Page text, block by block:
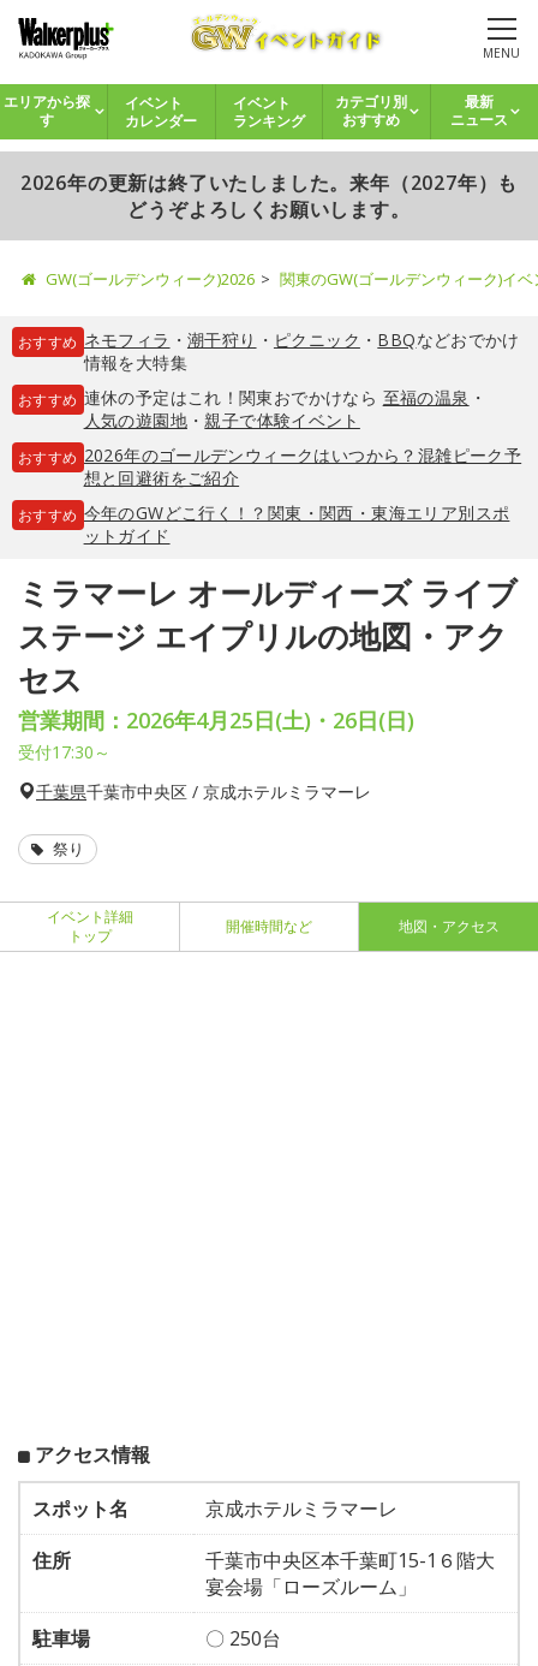
MENU
エリアから探
す
イベント
カレンダー
イベント
ランキング
カテゴリ別
おすすめ
最新
ニュース
2026年の更新は終了いたしました。来年（2027年）も
どうぞよろしくお願いします。
GW(ゴールデンウィーク)2026 関東のGW(ゴールデンウィーク)イ
おすすめ ネモフィラ ・ 潮干狩り ・ ピクニック ・ BBQなどおでかけ
情報を大特集
おすすめ 連休の予定はこれ！関東おでかけなら 至福の温泉 ・
人気の遊園地・親子で体験イベント
おすすめ 2026年のゴールデンウィークはいつから？混雑ピーク予
想と回避術をご紹介
おすすめ 今年のGWどこ行く！？関東・関西・東海エリア別スポ
ットガイド
ミラマーレ オールディーズ ライブ
ステージ エイプリルの地図・アク
セス
営業期間：2026年4月25日(土)・26日(日)
受付17:30～
千葉県千葉市中央区 / 京成ホテルミラマーレ
祭り
イベント詳細
トップ
開催時間など 地図・アクセス
アクセス情報
スポット名
京成ホテルミラマーレ
住所
千葉市中央区本千葉町15-1６階大
宴会場「ローズルーム」
駐車場
〇 250台